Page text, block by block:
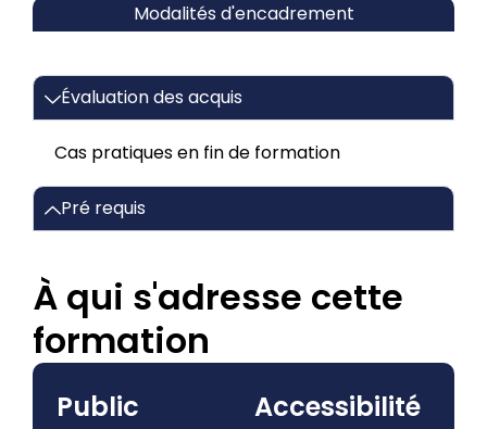
Modalités d'encadrement
Évaluation des acquis
Cas pratiques en fin de formation
Pré requis
À qui s'adresse cette
formation
Public
Accessibilité